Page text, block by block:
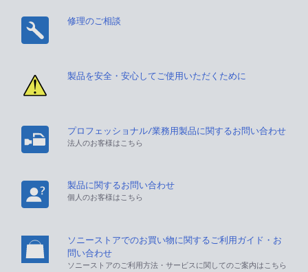
修理のご相談
製品を安全・安心してご使用いただくために
プロフェッショナル/業務用製品に関するお問い合わせ
法人のお客様はこちら
製品に関するお問い合わせ
個人のお客様はこちら
ソニーストアでのお買い物に関するご利用ガイド・お
問い合わせ
ソニーストアのご利用方法・サービスに関してのご案内はこちら